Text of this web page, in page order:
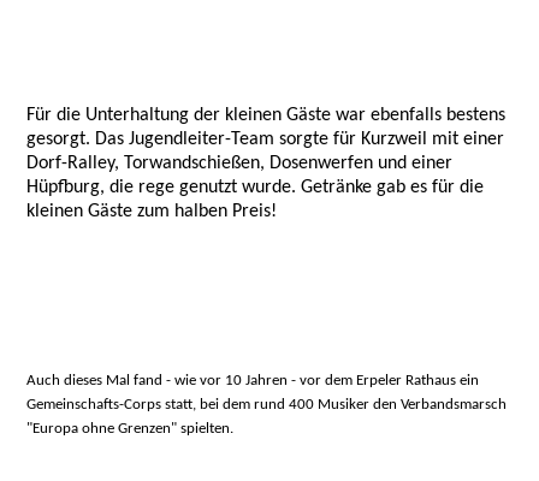
Für die Unterhaltung der kleinen Gäste war ebenfalls bestens
gesorgt. Das Jugendleiter-Team sorgte für Kurzweil mit einer
Dorf-Ralley, Torwandschießen, Dosenwerfen und einer
Hüpfburg, die rege genutzt wurde. Getränke gab es für die
kleinen Gäste zum halben Preis!
Auch dieses Mal fand - wie vor 10 Jahren - vor dem Erpeler Rathaus ein
Gemeinschafts-Corps statt, bei dem rund 400 Musiker den Verbandsmarsch
"Europa ohne Grenzen" spielten.